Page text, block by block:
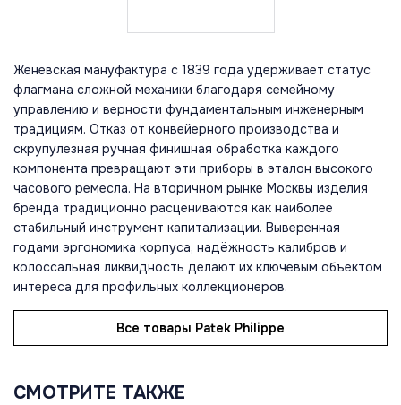
Женевская мануфактура с 1839 года удерживает статус
флагмана сложной механики благодаря семейному
управлению и верности фундаментальным инженерным
традициям. Отказ от конвейерного производства и
скрупулезная ручная финишная обработка каждого
компонента превращают эти приборы в эталон высокого
часового ремесла. На вторичном рынке Москвы изделия
бренда традиционно расцениваются как наиболее
стабильный инструмент капитализации. Выверенная
годами эргономика корпуса, надёжность калибров и
колоссальная ликвидность делают их ключевым объектом
интереса для профильных коллекционеров.
Все товары Patek Philippe
СМОТРИТЕ ТАКЖЕ